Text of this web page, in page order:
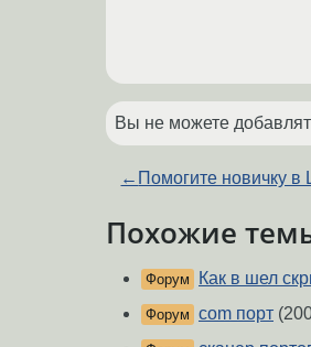
Вы не можете
← Помогите новичку
Похожие
Форум Как в шел
Форум com порт